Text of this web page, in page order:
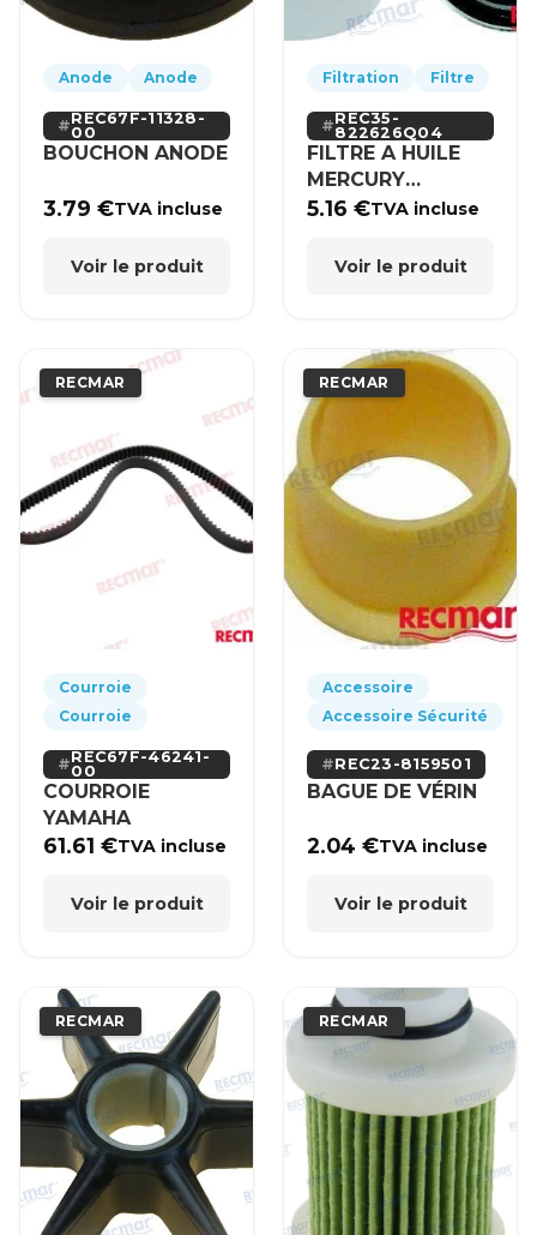
Anode Anode
REC67F-11328-
00
BOUCHON ANODE
3.79€TVA incluse
Voir le produit
Filtration Filtre
REC35-
822626Q04
FILTRE A HUILE
MERCURY
MERCRUISER
5.16€TVA incluse
Voir le produit
RECMAR
Courroie
Courroie
REC67F-46241-
00
COURROIE
YAMAHA
61.61€TVA incluse
Voir le produit
RECMAR
Accessoire
Accessoire Sécurité
REC23-8159501
BAGUE DE VÉRIN
2.04€TVA incluse
Voir le produit
RECMAR RECMAR